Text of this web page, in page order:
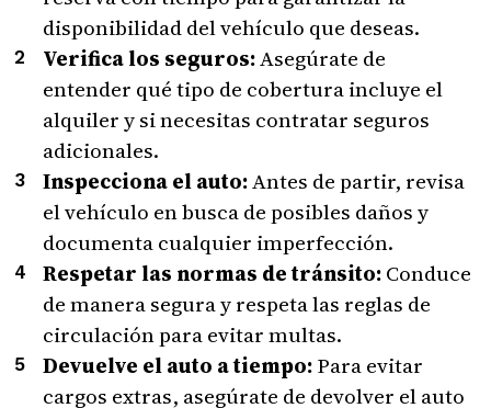
disponibilidad del vehículo que deseas.
Verifica los seguros:Asegúrate de
entender qué tipo de cobertura incluye el
alquiler y si necesitas contratar seguros
adicionales.
Inspecciona el auto:Antes de partir, revisa
el vehículo en busca de posibles daños y
documenta cualquier imperfección.
Respetar las normas de tránsito:Conduce
de manera segura y respeta las reglas de
circulación para evitar multas.
Devuelve el auto a tiempo:Para evitar
cargos extras, asegúrate de devolver el auto